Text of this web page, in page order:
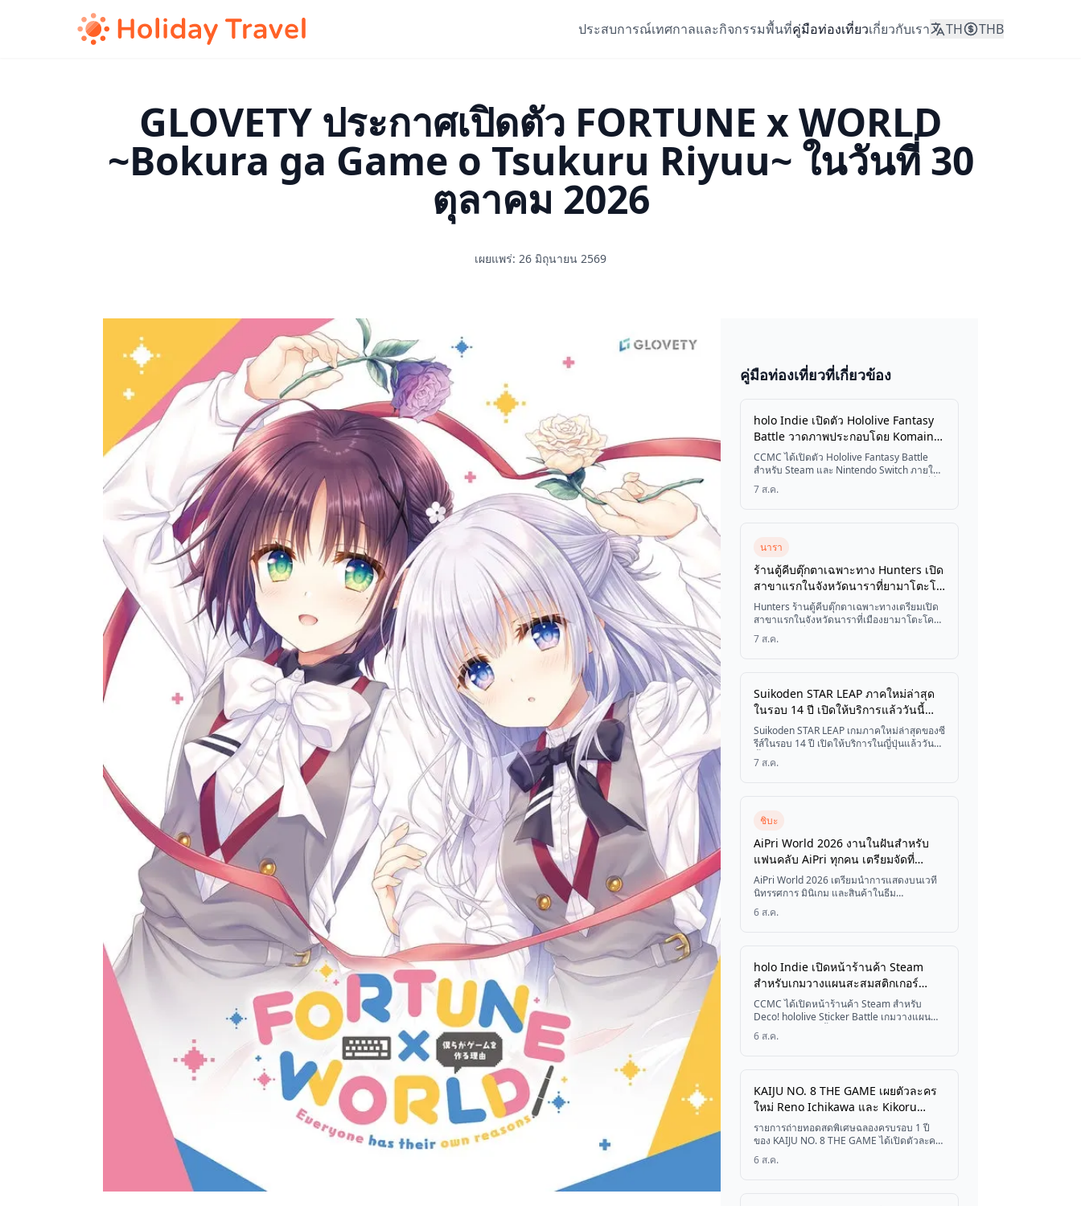
ประสบการณ์เทศกาลและกิจกรรมพื้นที่คู่มือท่องเที่ยวเกี่ยวกับเรา TH THB
GLOVETY ประกาศเปิดตัว FORTUNE x WORLD
~Bokura ga Game o Tsukuru Riyuu~ ในวันที่ 30
ตุลาคม 2026
เผยแพร่: 26 มิถุนายน 2569
ญี่ปุ่น 2026
🎆 มัตสึริและ
เทศกาล
ดูตั๋ว
คู่มือท่องเที่ยวที่เกี่ยวข้อง
holo Indie เปิดตัว Hololive Fantasy
Battle วาดภาพประกอบโดย Komainu
ลง Nintendo Switch และ Steam ใน
วันที่ 7 สิงหาคม
CCMC ได้เปิดตัว Hololive Fantasy Battle
สำหรับ Steam และ Nintendo Switch ภายใต้
แบรนด์เกมแยกของ hololive Production ที่ชื่อ
ว่า holo Indie โดยเกมแอ็กชันต่อสู้แบบ 2.5D
Shiranui Flare, Shirogane Noel และ
25% ตลอด 7 วันแรกของการวางจำหน่าย
7 ส.ค.
นารา
ร้านตู้คีบตุ๊กตาเฉพาะทาง Hunters เปิด
สาขาแรกในจังหวัดนาราที่ยามาโตะโค
ริยามะ วันที่ 8 สิงหาคมนี้
Hunters ร้านตู้คีบตุ๊กตาเฉพาะทางเตรียมเปิด
สาขาแรกในจังหวัดนาราที่เมืองยามาโตะโคริ
ยามะในวันที่ 8 สิงหาคม โดยมีตู้เกมให้บริการ
กว่า 350 ตู้ รวมถึงตู้ Monster Catcher ขนาด
7 ส.ค.
Suikoden STAR LEAP ภาคใหม่ล่าสุด
ในรอบ 14 ปี เปิดให้บริการแล้ววันนี้
พร้อมเผยรายละเอียดกิจกรรมแรก
Suikoden STAR LEAP เกมภาคใหม่ล่าสุดของซี
รีส์ในรอบ 14 ปี เปิดให้บริการในญี่ปุ่นแล้ววันนี้
ทั้งบน iOS และ Android พร้อมเผยรายละเอียด
กิจกรรมภายในเกมแรก
7 ส.ค.
ชิบะ
AiPri World 2026 งานในฝันสำหรับ
แฟนคลับ AiPri ทุกคน เตรียมจัดที่
Makuhari Messe วันที่ 11–12 ตุลาคม
นี้
AiPri World 2026 เตรียมนำการแสดงบนเวที
นิทรรศการ มินิเกม และสินค้าในธีม
"Bazarium Parade" มาสู่ฮอลล์จัดนิทรรศการ
นานาชาติ Makuhari Messe ฮอลล์ 11 จังหวัด
6 ส.ค.
holo Indie เปิดหน้าร้านค้า Steam
สำหรับเกมวางแผนสะสมสติกเกอร์
Deco! hololive Sticker Battle พร้อม
วางจำหน่าย 3 กันยายนนี้
CCMC ได้เปิดหน้าร้านค้า Steam สำหรับ
Deco! hololive Sticker Battle เกมวางแผน
บริหารจัดการอัลบั้มสติกเกอร์จากแบรนด์เกม
ดัดแปลงจาก hololive Production อย่าง holo
คน และต่อสู้โดยอัตโนมัติ โดยเกมฉบับเต็มมี
กำหนดวางจำหน่ายในวันที่ 3 กันยายน 2026
6 ส.ค.
KAIJU NO. 8 THE GAME เผยตัวละคร
ใหม่ Reno Ichikawa และ Kikoru
Shinomiya ฉลองครบรอบ 1 ปี
รายการถ่ายทอดสดพิเศษฉลองครบรอบ 1 ปี
ของ KAIJU NO. 8 THE GAME ได้เปิดตัวละคร
ระดับ ★5 ใหม่ 2 ตัว ได้แก่ Reno Ichikawa
และ Kikoru Shinomiya พร้อมเผยกิจกรรม
6 ส.ค.